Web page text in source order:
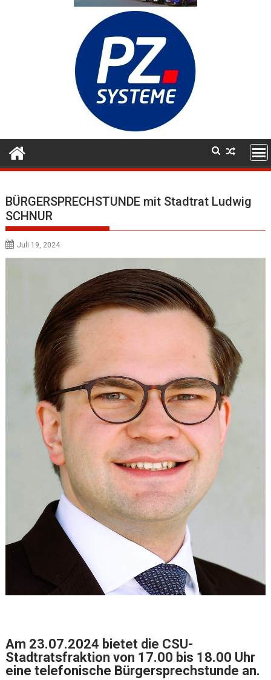
BÜRGERSPRECHSTUNDE mit Stadtrat Ludwig
SCHNUR
Juli 19, 2024
Am 23.07.2024 bietet die CSU-
Stadtratsfraktion von 17.00 bis 18.00 Uhr
eine telefonische Bürgersprechstunde an.